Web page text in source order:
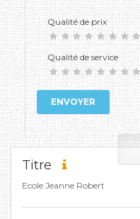
Qualité de prix
Qualité de service
ENVOYER
Titre
Ecole Jeanne Robert